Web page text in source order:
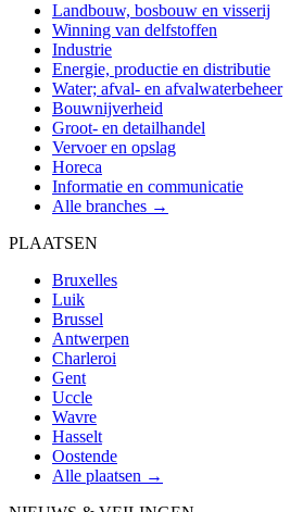
Landbouw, bosbouw en visserij
Winning van delfstoffen
Industrie
Energie, productie en distributie
Water; afval- en afvalwaterbeheer
Bouwnijverheid
Groot- en detailhandel
Vervoer en opslag
Horeca
Informatie en communicatie
Alle branches →
PLAATSEN
Bruxelles
Luik
Brussel
Antwerpen
Charleroi
Gent
Uccle
Wavre
Hasselt
Oostende
Alle plaatsen →